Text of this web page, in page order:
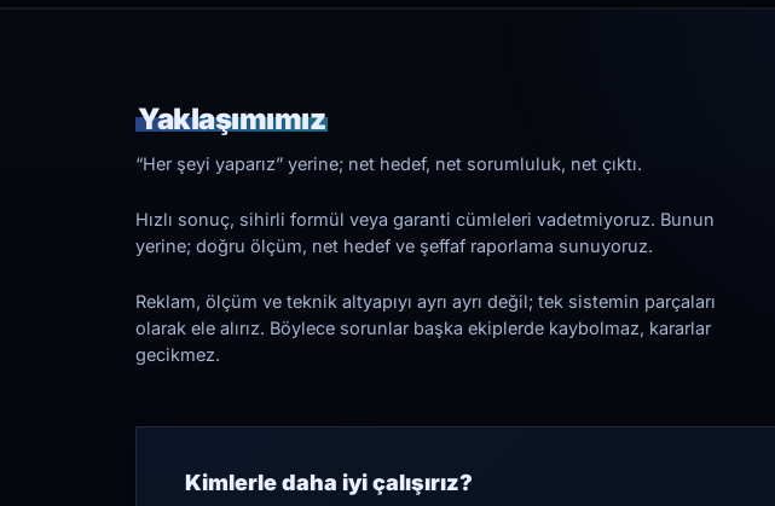
Yaklaşımımız
“Her şeyi yaparız” yerine; net hedef, net sorumluluk, net çıktı.
Hızlı sonuç, sihirli formül veya garanti cümleleri vadetmiyoruz. Bunun
yerine; doğru ölçüm, net hedef ve şeffaf raporlama sunuyoruz.
Reklam, ölçüm ve teknik altyapıyı ayrı ayrı değil; tek sistemin parçaları
olarak ele alırız. Böylece sorunlar başka ekiplerde kaybolmaz, kararlar
gecikmez.
Kimlerle daha iyi çalışırız?